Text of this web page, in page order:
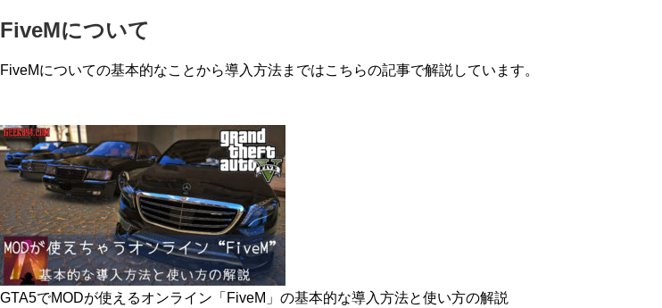
FiveMについて
FiveMについての基本的なことから導入方法まではこちらの記事で解説しています。
GTA5でMODが使えるオンライン「FiveM」の基本的な導入方法と使い方の解説